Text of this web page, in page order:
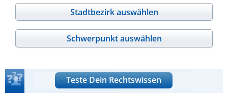
Stadtbezirk auswählen
Schwerpunkt auswählen
Teste Dein Rechtswissen